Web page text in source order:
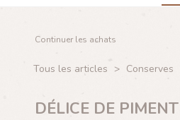
Continuer les achats
Tous les articles > Conserves
DÉLICE DE